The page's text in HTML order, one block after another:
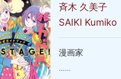
斉木 久美子
SAIKI Kumiko
漫画家
……